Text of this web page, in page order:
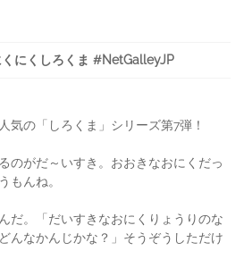
にくしろくま #NetGalleyJP
気の「しろくま」シリーズ第7弾！
のがだ～いすき。おおきなおにくだっ
もんね。
だ。「だいすきなおにくりょうりのな
んなかんじかな？」そうぞうしただけ